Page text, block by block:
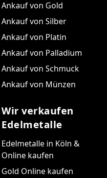
Ankauf von Gold
Ankauf von Silber
Ankauf von Platin
Ankauf von Palladium
Ankauf von Schmuck
Ankauf von Münzen
Wir verkaufen
Edelmetalle
Edelmetalle in Köln &
Online kaufen
Gold Online kaufen